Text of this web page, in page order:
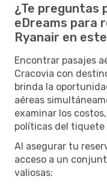
¿Te preguntas
eDreams para
Ryanair en
Encontrar pasajes
Cracovia con
brinda la
aéreas
examinar los
políticas del tiquete
Al asegurar tu
acceso a un
valiosas: